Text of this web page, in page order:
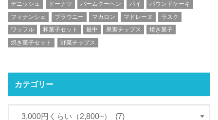
デニッシュ
ドーナツ バームクーヘン パイ
パウンドケーキ
フィナンシェ
ブラウニー マカロン マドレーヌ
ラスク
ワッフル
和菓子セット 最中 果実チップス
焼き菓子
焼き菓子セット
野菜チップス
カテゴリー